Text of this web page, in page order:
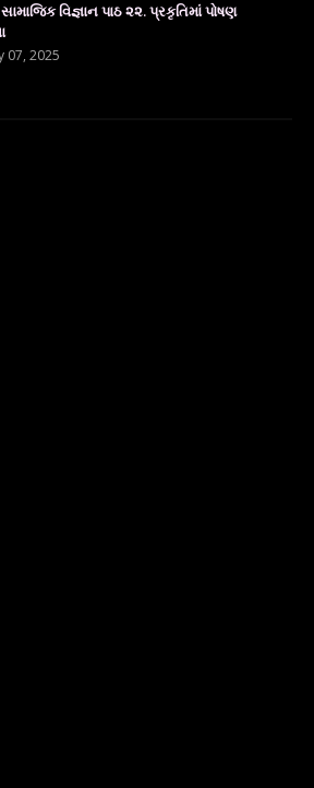
વિજ્ઞાન પાઠ ૨૨. પ્રકૃતિમાં પોષણ
07, 2025